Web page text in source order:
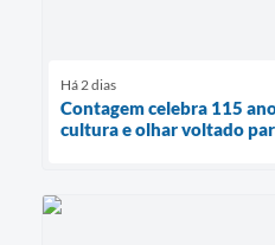
Há 2 dias
Contagem celebra 115
cultura e olhar voltado